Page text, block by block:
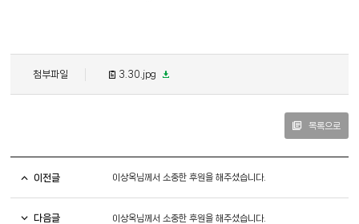
첨부파일 3.30.jpg
목록으로
이전글 이상옥님께서 소중한 후원을 해주셨습니다.
다음글 이상옥님께서 소중한 후원을 해주셨습니다.